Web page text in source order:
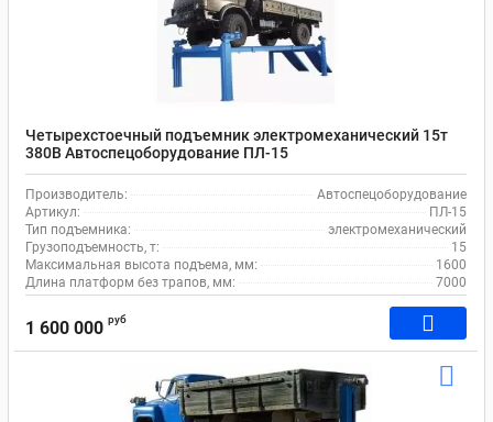
Четырехстоечный подъемник электромеханический 15т
380В Автоспецоборудование ПЛ-15
Производитель:
Автоспецоборудование
Артикул:
ПЛ-15
Тип подъемника:
электромеханический
Грузоподъемность, т:
15
Максимальная высота подъема, мм:
1600
Длина платформ без трапов, мм:
7000
1 600 000 руб